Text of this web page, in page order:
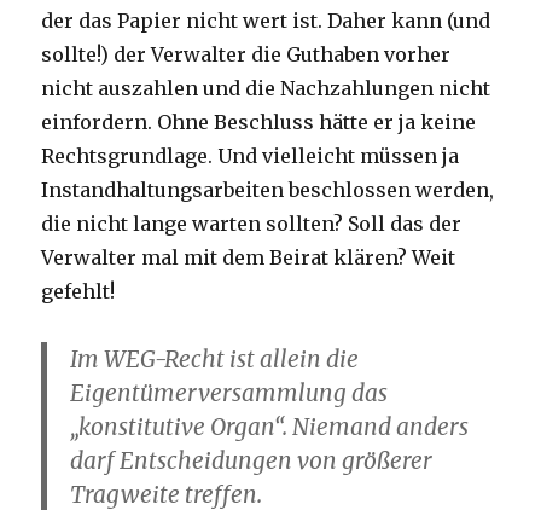
der das Papier nicht wert ist. Daher kann (und
sollte!) der Verwalter die Guthaben vorher
nicht auszahlen und die Nachzahlungen nicht
einfordern. Ohne Beschluss hätte er ja keine
Rechtsgrundlage. Und vielleicht müssen ja
Instandhaltungsarbeiten beschlossen werden,
die nicht lange warten sollten? Soll das der
Verwalter mal mit dem Beirat klären? Weit
gefehlt!
Im WEG-Recht ist allein die
Eigentümerversammlung das
„konstitutive Organ“. Niemand anders
darf Entscheidungen von größerer
Tragweite treffen.